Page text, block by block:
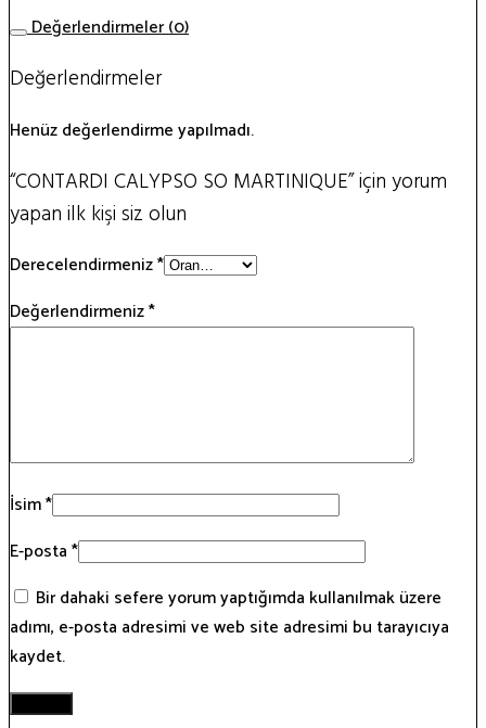
Değerlendirmeler (0)
Değerlendirmeler
Henüz değerlendirme yapılmadı.
“CONTARDI CALYPSO SO MARTINIQUE” için yorum
yapan ilk kişi siz olun
Derecelendirmeniz*
Değerlendirmeniz*
İsim*
E-posta*
Bir dahaki sefere yorum yaptığımda kullanılmak üzere
adımı, e-posta adresimi ve web site adresimi bu tarayıcıya
kaydet.